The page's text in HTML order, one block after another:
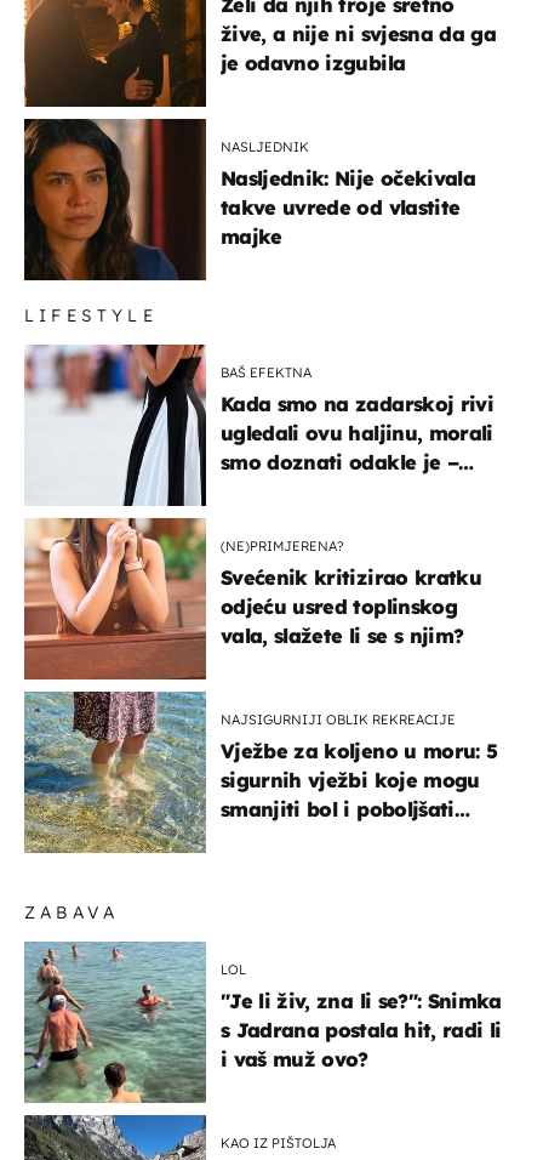
ZABAVA
LOL
"Je li živ, zna li se?": Snimka
s Jadrana postala hit, radi li
i vaš muž ovo?
KAO IZ PIŠTOLJA
žive, a nije ni svjesna da ga
je odavno izgubila
NASLJEDNIK
Nasljednik: Nije očekivala
takve uvrede od vlastite
majke
LIFESTYLE
BAŠ EFEKTNA
Kada smo na zadarskoj rivi
ugledali ovu haljinu, morali
smo doznati odakle je –
(NE)PRIMJERENA?
Svećenik kritizirao kratku
odjeću usred toplinskog
vala, slažete li se s njim?
NAJSIGURNIJI OBLIK REKREACIJE
Vježbe za koljeno u moru: 5
sigurnih vježbi koje mogu
smanjiti bol i poboljšati